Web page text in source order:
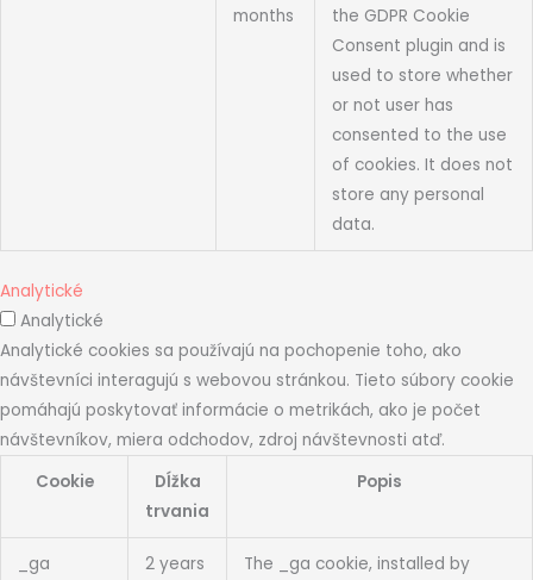
months
the GDPR Cookie
Consent plugin and is
used to store whether
or not user has
consented to the use
of cookies. It does not
store any personal
data.
Analytické
Analytické
Analytické cookies sa používajú na pochopenie toho, ako
návštevníci interagujú s webovou stránkou. Tieto súbory cookie
pomáhajú poskytovať informácie o metrikách, ako je počet
návštevníkov, miera odchodov, zdroj návštevnosti atď.
Cookie
Dĺžka
trvania
Popis
_ga 2 years
The _ga cookie, installed by